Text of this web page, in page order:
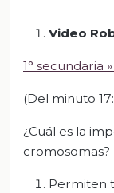
Video
1° secundaria
(Del minuto
¿Cuál es la
cromosomas?
Permiten